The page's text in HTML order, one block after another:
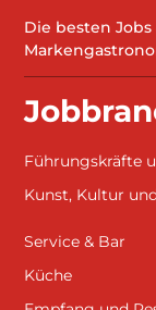
Die besten
Führungskräfte
Kunst, Kultur
Service & Bar
Küche